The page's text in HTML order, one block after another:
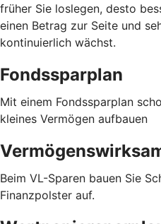
früher Sie loslegen, desto
einen Betrag zur Seite und
kontinuierlich wächst.
Fondssparplan
Mit einem Fondssparplan
kleines Vermögen aufbauen
Beim VL-Sparen bauen Sie
Finanzpolster auf.